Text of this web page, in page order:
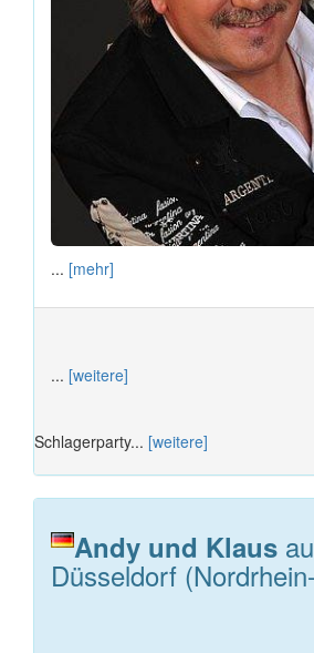
... [mehr]
... [weitere]
Schlagerparty... [weitere]
Andy und Klaus
Düsseldorf